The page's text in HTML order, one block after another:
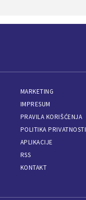
MARKETING
IMPRESUM
PRAVILA KORIŠĆENJA
POLITIKA PRIVATNOSTI
APLIKACIJE
RSS
KONTAKT